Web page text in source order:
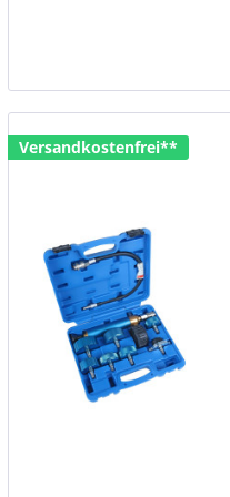
Versandkostenfrei**